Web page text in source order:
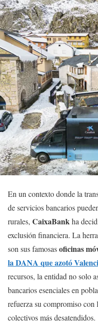
En un contexto donde la
de servicios bancarios
rurales, CaixaBankha
exclusión financiera. La
son sus famosasoficinas
la DANA que azotó
recursos, la entidad no solo
bancarios esenciales en
refuerza su compromiso con
colectivos más desatendidos.